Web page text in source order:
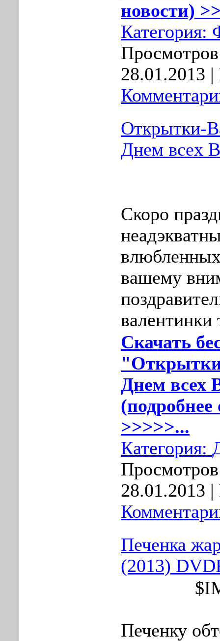
новости)
Категория:
28.01.2013 |
Открытки-
Днем всех
Скоро
вашему
валентинки
Скачать
Днем всех
(подробнее
>>>>>...
Категория:
28.01.2013 |
Печенка
(2013)
Печенку